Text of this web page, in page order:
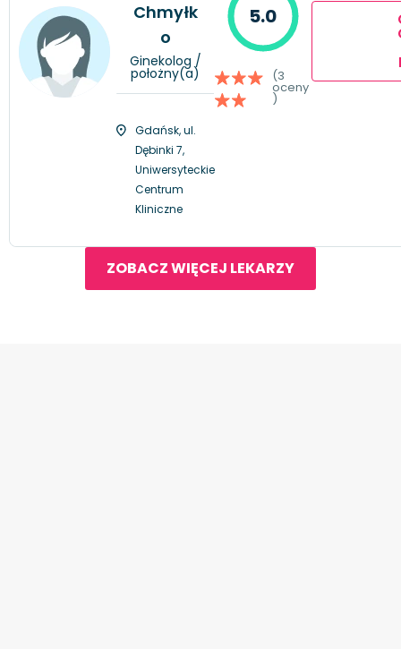
Chmyłk
o
Ginekolog /
położny(a)
Gdańsk, ul.
Dębinki 7,
Uniwersyteckie
Centrum
Kliniczne
5.0
(3
oceny
)
ZOBACZ WIĘCEJ LEKARZY